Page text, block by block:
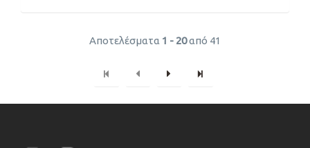
Αποτελέσματα 1 - 20από 41